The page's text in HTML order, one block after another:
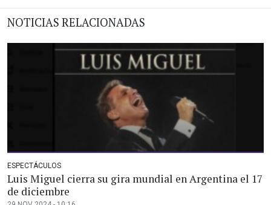
NOTICIAS RELACIONADAS
ESPECTÁCULOS
Luis Miguel cierra su gira mundial en Argentina el 17
de diciembre